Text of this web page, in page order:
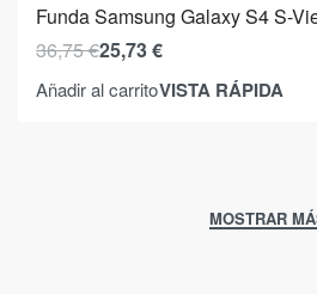
Funda Samsung Galaxy S4 S-
36,75€25,73€
Añadir al carritoVISTA RÁPIDA